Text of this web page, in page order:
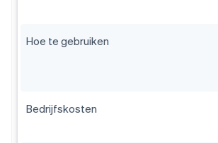
Hoe te gebruiken
Bedrijfskosten